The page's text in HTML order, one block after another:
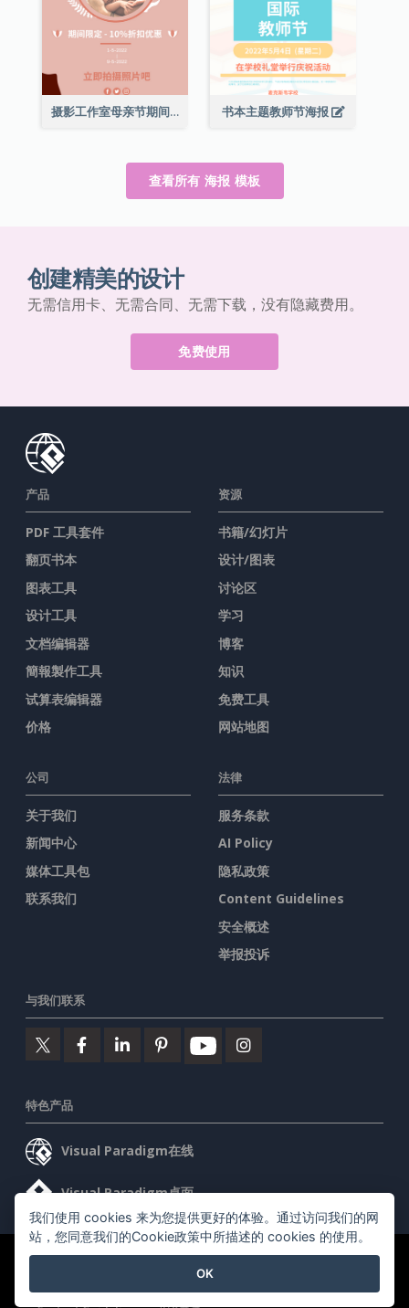
摄影工作室母亲节期间限定优惠宣传海报 书本主题教师节海报
查看所有 海报 模板
创建精美的设计
无需信用卡、无需合同、无需下载，没有隐藏费用。
免费使用
产品
PDF 工具套件
翻页书本
图表工具
设计工具
文档编辑器
簡報製作工具
试算表编辑器
价格
资源
书籍/幻灯片
设计/图表
讨论区
学习
博客
知识
免费工具
网站地图
公司
关于我们
新闻中心
媒体工具包
联系我们
法律
服务条款
AI Policy
隐私政策
Content Guidelines
安全概述
举报投诉
与我们联系
特色产品
Visual Paradigm在线
Visual Paradigm桌面
©2026 by Visual Paradigm. 版权所有。
我们使用 cookies 来为您提供更好的体验。通过访问我们的网
站，您同意我们的Cookie政策中所描述的 cookies 的使用。
OK